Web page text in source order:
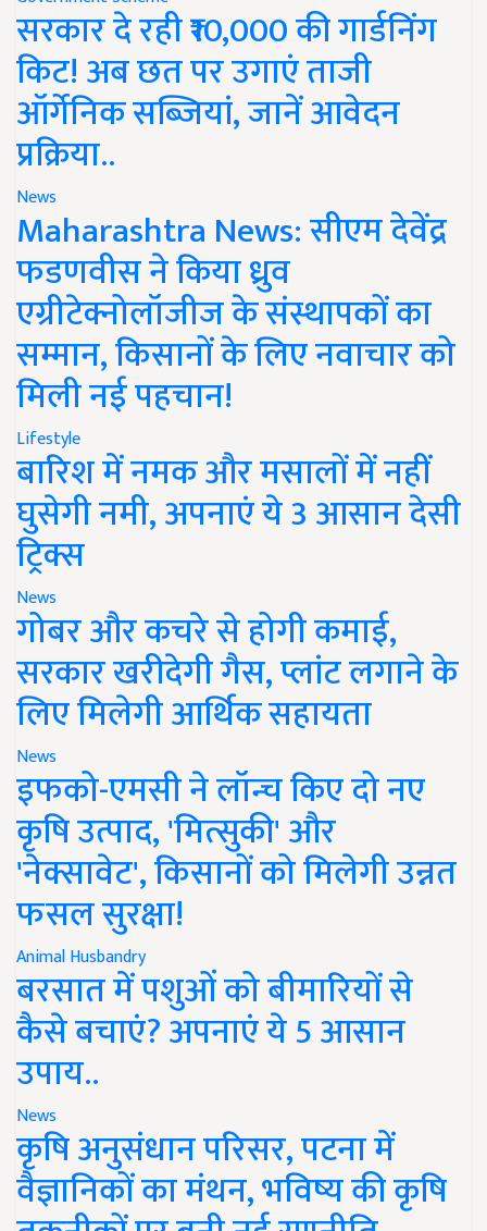
सरकार दे रही ₹10,000 की गार्डनिंग
किट! अब छत पर उगाएं ताजी
ऑर्गेनिक सब्जियां, जानें आवेदन
प्रक्रिया..
News
Maharashtra News: सीएम देवेंद्र
फडणवीस ने किया ध्रुव
एग्रीटेक्नोलॉजीज के संस्थापकों का
सम्मान, किसानों के लिए नवाचार को
मिली नई पहचान!
Lifestyle
बारिश में नमक और मसालों में नहीं
घुसेगी नमी, अपनाएं ये 3 आसान देसी
ट्रिक्स
News
गोबर और कचरे से होगी कमाई,
सरकार खरीदेगी गैस, प्लांट लगाने के
लिए मिलेगी आर्थिक सहायता
News
इफको-एमसी ने लॉन्च किए दो नए
कृषि उत्पाद, 'मित्सुकी' और
'नेक्सावेट', किसानों को मिलेगी उन्नत
फसल सुरक्षा!
Animal Husbandry
बरसात में पशुओं को बीमारियों से
कैसे बचाएं? अपनाएं ये 5 आसान
उपाय..
News
कृषि अनुसंधान परिसर, पटना में
वैज्ञानिकों का मंथन, भविष्य की कृषि